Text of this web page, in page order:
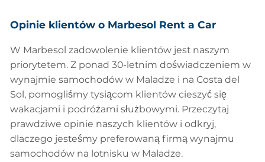
Opinie klientów o Marbesol Rent a Car
W Marbesol zadowolenie klientów jest naszym
priorytetem. Z ponad 30-letnim doświadczeniem w
wynajmie samochodów w Maladze i na Costa del
Sol, pomogliśmy tysiącom klientów cieszyć się
wakacjami i podróżami służbowymi. Przeczytaj
prawdziwe opinie naszych klientów i odkryj,
dlaczego jesteśmy preferowaną firmą wynajmu
samochodów na lotnisku w Maladze.